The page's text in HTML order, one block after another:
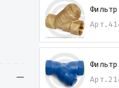
Арт.
Арт.